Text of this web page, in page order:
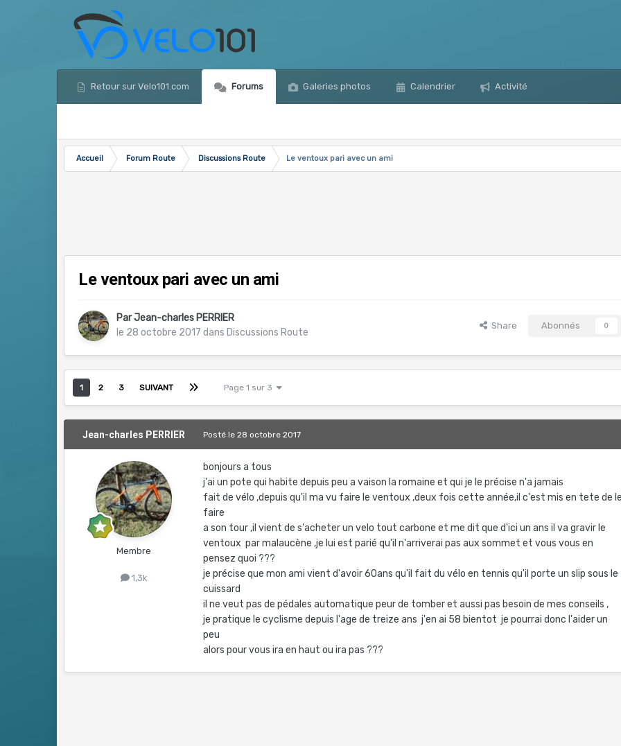
Retour sur Velo101.com Forums Galeries photos Calendrier Activité
Accueil Forum Route Discussions Route Le ventoux pari avec un ami
Le ventoux pari avec un ami
ParJean-charles PERRIER
le 28 octobre 2017 dans Discussions Route
Share Abonnés 0
1 2 3 SUIVANT Page 1 sur 3
Jean-charles PERRIER
Membre
1,3k
Postéle 28 octobre 2017
bonjours a tous
j'ai un pote qui habite depuis peu a vaison la romaine et qui je le précise n'a jamais
fait de vélo ,depuis qu'il ma vu faire le ventoux ,deux fois cette année,il c'est mis en tete de
faire
a son tour ,il vient de s'acheter un velo tout carbone et me dit que d'ici un ans il va gravir le
ventoux par malaucène ,je lui est parié qu'il n'arriverai pas aux sommet et vous vous en
pensez quoi ???
je précise que mon ami vient d'avoir 60ans qu'il fait du vélo en tennis qu'il porte un slip sous le
cuissard
il ne veut pas de pédales automatique peur de tomber et aussi pas besoin de mes conseils ,
je pratique le cyclisme depuis l'age de treize ans j'en ai 58 bientot je pourrai donc l'aider un
peu
alors pour vous ira en haut ou ira pas ???